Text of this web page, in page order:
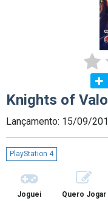
Knights of
Lançamento: 15/09/
PlayStation 4
Joguei Quero Jogar